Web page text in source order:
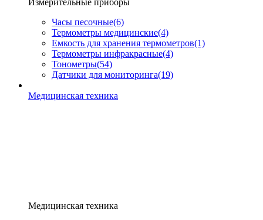
Измерительные приборы
Часы песочные(6)
Термометры медицинские(4)
Емкость для хранения термометров(1)
Термометры инфракрасные(4)
Тонометры(54)
Датчики для мониторинга(19)
Медицинская техника
Медицинская техника